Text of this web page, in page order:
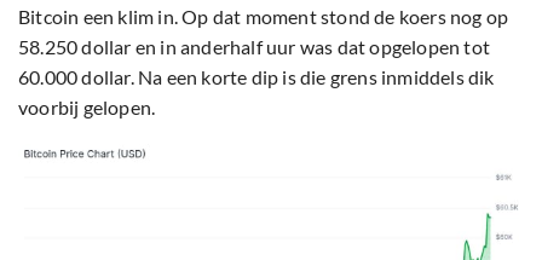
Bitcoin een klim in. Op dat moment stond de koers nog op
58.250 dollar en in anderhalf uur was dat opgelopen tot
60.000 dollar. Na een korte dip is die grens inmiddels dik
voorbij gelopen.